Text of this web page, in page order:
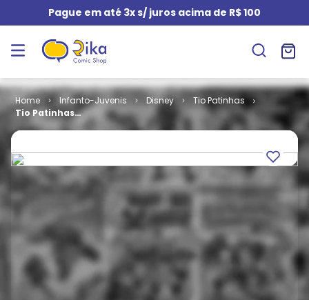
Pague em até 3x s/ juros acima de R$ 100
Infanto-Juvenis Disney
Tio Patinhas
Tio Patinhas
# 404